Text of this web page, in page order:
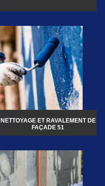
NETTOYAGE ET RAVALEMENT DE
FAÇADE 51